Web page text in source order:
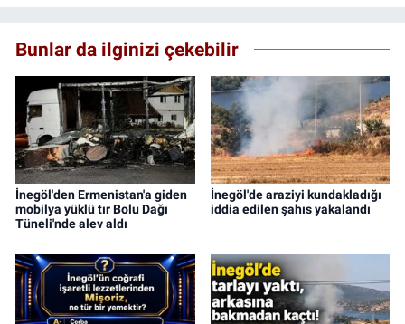
Bunlar da ilginizi çekebilir
İnegöl'den Ermenistan'a giden
mobilya yüklü tır Bolu Dağı
Tüneli'nde alev aldı
İnegöl'de araziyi kundakladığı
iddia edilen şahıs yakalandı